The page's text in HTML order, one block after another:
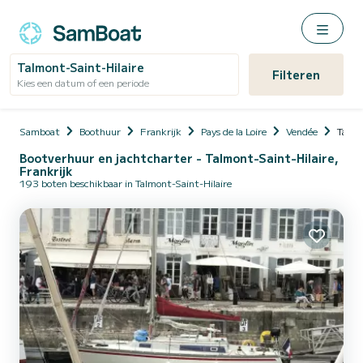
Talmont-Saint-Hilaire
Kies een datum of een periode Filteren
Samboat Boothuur Frankrijk Pays de la Loire Vendée
Bootverhuur en jachtcharter - Talmont-Saint-Hilaire,
Frankrijk
193 boten beschikbaar in Talmont-Saint-Hilaire